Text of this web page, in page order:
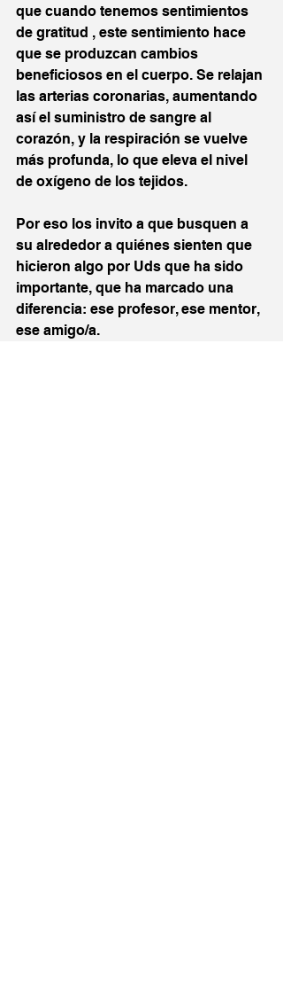
que cuando tenemos sentimientos
de gratitud , este sentimiento hace
que se produzcan cambios
beneficiosos en el cuerpo. Se relajan
las arterias coronarias, aumentando
así el suministro de sangre al
corazón, y la respiración se vuelve
más profunda, lo que eleva el nivel
de oxígeno de los tejidos.
Por eso los invito a que busquen a
su alrededor a quiénes sienten que
hicieron algo por Uds que ha sido
importante, que ha marcado una
diferencia: ese profesor, ese mentor,
ese amigo/a.